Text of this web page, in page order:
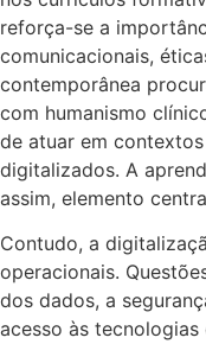
reforça-se a
comunicacionais,
contemporânea
com humanismo
de atuar em
digitalizados. A
assim, elemento
Contudo, a
operacionais.
dos dados, a
acesso às